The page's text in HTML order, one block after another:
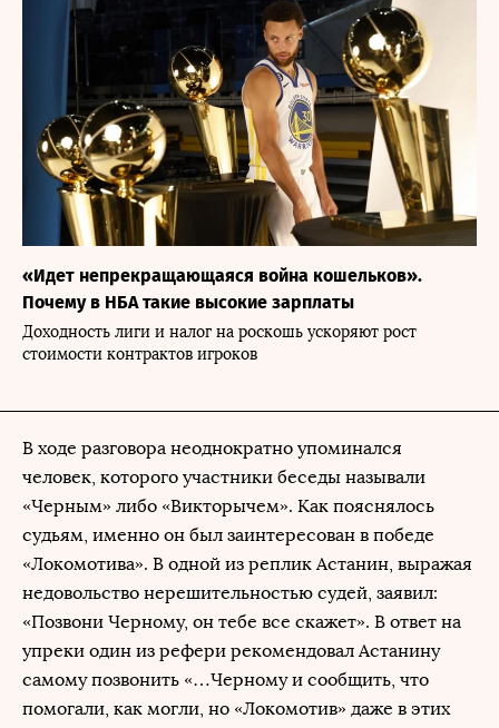
«Идет непрекращающаяся война кошельков».
Почему в НБА такие высокие зарплаты
Доходность лиги и налог на роскошь ускоряют рост
стоимости контрактов игроков
В ходе разговора неоднократно упоминался
человек, которого участники беседы называли
«Черным» либо «Викторычем». Как пояснялось
судьям, именно он был заинтересован в победе
«Локомотива». В одной из реплик Астанин, выражая
недовольство нерешительностью судей, заявил:
«Позвони Черному, он тебе все скажет». В ответ на
упреки один из рефери рекомендовал Астанину
самому позвонить «…Черному и сообщить, что
помогали, как могли, но «Локомотив» даже в этих